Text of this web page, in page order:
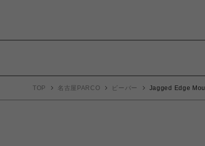
TOP 名古屋PARCO ビーバー Jagged Edge